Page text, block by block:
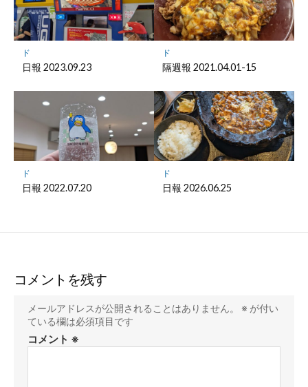
ド
日報 2023.09.23
ド
隔週報 2021.04.01-15
ド
日報 2022.07.20
ド
日報 2026.06.25
コメントを残す
メールアドレスが公開されることはありません。 ※ が付い
ている欄は必須項目です
コメント ※